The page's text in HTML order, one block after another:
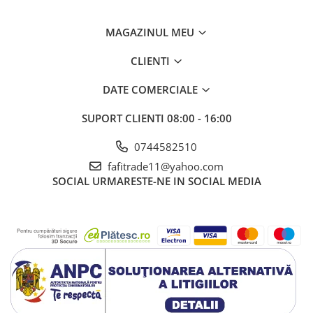
MAGAZINUL MEU
CLIENTI
DATE COMERCIALE
SUPORT CLIENTI 08:00 - 16:00
0744582510
fafitrade11@yahoo.com
SOCIAL URMARESTE-NE IN SOCIAL MEDIA